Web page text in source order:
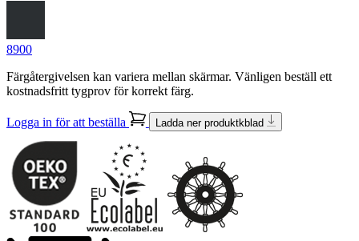
8900
Färgåtergivelsen kan variera mellan skärmar. Vänligen beställ ett
kostnadsfritt tygprov för korrekt färg.
Logga in för att beställa Ladda ner produktkblad